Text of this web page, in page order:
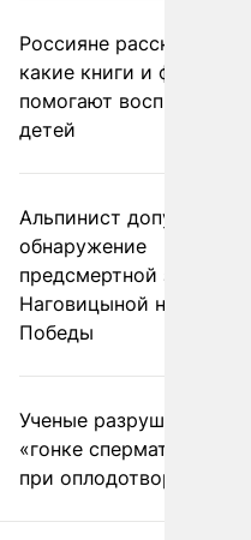
Россияне рассказали,
какие книги и фильмы
помогают воспитывать
детей
Альпинист допустил
обнаружение
предсмертной записки
Наговицыной на пике
Победы
Ученые разрушили миф
«гонке
при оплодотворении